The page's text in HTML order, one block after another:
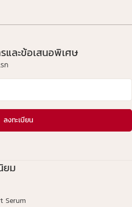
และข้อเสนอพิเศษ
ก
ลงทะเบียน
ยม
Serum